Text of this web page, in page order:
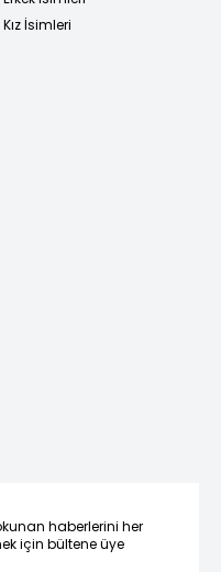
Kız İsimleri
haberlerini her
için bültene üye